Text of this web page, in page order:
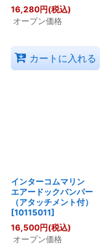
16,280円(税込)
オープン価格
カートに入れる
インターコムマリン
エアードックバンパー
（アタッチメント付）
[10115011]
16,500円(税込)
オープン価格